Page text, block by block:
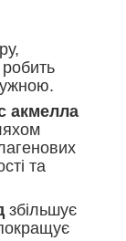
акмелла
та
збільшує